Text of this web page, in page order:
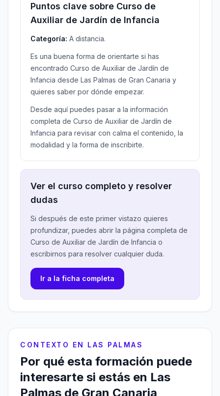
Puntos clave sobre Curso de
Auxiliar de Jardín de Infancia
Categoría: A distancia.
Es una buena forma de orientarte si has
encontrado Curso de Auxiliar de Jardín de
Infancia desde Las Palmas de Gran Canaria y
quieres saber por dónde empezar.
Desde aquí puedes pasar a la información
completa de Curso de Auxiliar de Jardín de
Infancia para revisar con calma el contenido, la
modalidad y la forma de inscribirte.
Ver el curso completo y resolver
dudas
Si después de este primer vistazo quieres
profundizar, puedes abrir la página completa de
Curso de Auxiliar de Jardín de Infancia o
escribirnos para resolver cualquier duda.
Ir a la ficha completa
CONTEXTO EN LAS PALMAS
Por qué esta formación puede
interesarte si estás en Las
Palmas de Gran Canaria